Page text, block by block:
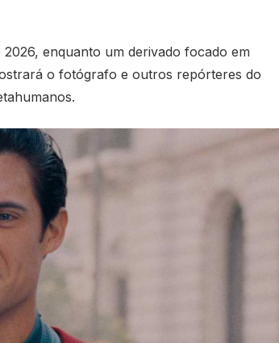
enquanto um derivado focado em
o fotógrafo e outros repórteres do